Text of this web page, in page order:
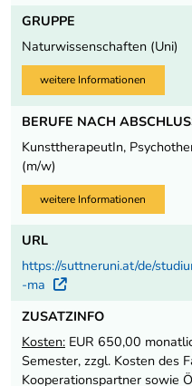
GRUPPE
Naturwissenschaften (Uni)
weitere Informationen
BERUFE NACH
KunsttherapeutIn,
(m/w)
weitere Informationen
URL
https://suttneruni.at/de/
-ma
Externer Link
ZUSATZINFO
Kosten: EUR 650,00
Semester, zzgl. Kosten des
Kooperationspartner sowie